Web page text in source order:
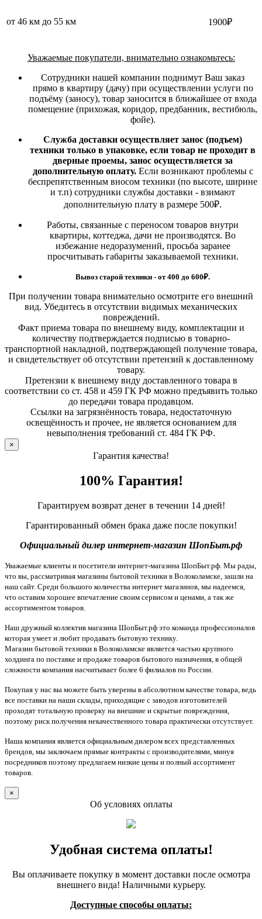
от 46 км до 55 км 1900₽
Уважаемые покупатели, внимательно ознакомьтесь:
Сотрудники нашей компании поднимут Ваш заказ
прямо в квартиру (дачу) при осуществлении услуги по
подъёму (заносу), товар заносится в ближайшее от входа
помещение (прихожая, коридор, предбанник, вестибюль,
фойе).
Служба доставки осуществляет занос (подъем)
техники только в упаковке, если товар не проходит в
дверные проемы, занос осуществляется за
дополнительную оплату. Если возникают проблемы с
беспрепятственным вносом техники (по высоте, ширине
и т.п) сотрудники службы доставки - взимают
дополнительную плату в размере 500₽.
Работы, связанные с переносом товаров внутри
квартиры, коттеджа, дачи не производятся. Во
избежание недоразумений, просьба заранее
просчитывать габариты заказываемой техники.
Вывоз старой техники - от 400 до 600₽.
При получении товара внимательно осмотрите его внешний
вид. Убедитесь в отсутствии видимых механических
повреждений.
Факт приема товара по внешнему виду, комплектации и
количеству подтверждается подписью в товарно-
транспортной накладной, подтверждающей получение товара,
и свидетельствует об отсутствии претензий к доставленному
товару.
Претензии к внешнему виду доставленного товара в
соответствии со ст. 458 и 459 ГК РФ можно предъявить только
до передачи товара продавцом.
Ссылки на загрязнённость товара, недостаточную
освещённость и прочее, не является основанием для
невыполнения требований ст. 484 ГК РФ.
×
Гарантия качества!
100% Гарантия!
Гарантируем возврат денег в течении 14 дней!
Гарантированный обмен брака даже после покупки!
Официальный дилер интернет-магазин ШопБыт.рф
Уважаемые клиенты и посетители интернет-магазина ШопБыт.рф. Мы рады,
что вы, рассматривая магазины бытовой техники в Волоколамске, зашли на
наш сайт. Среди большого количества интернет магазинов, мы надеемся,
что оставим хорошее впечатление своим сервисом и ценами, а так же
ассортиментом товаров.
Наш дружный коллектив магазина ШопБыт.рф это команда профессионалов
которая умеет и любит продавать бытовую технику.
Магазин бытовой техники в Волоколамске является частью крупного
холдинга по поставке и продаже товаров бытового назначения, в общей
сложности компания насчитывает более 6 филиалов по России.
Покупая у нас вы можете быть уверены в абсолютном качестве товара, ведь
все поставки на наши склады, приходящие с заводов изготовителей
проходят тотальную проверку на внешние и скрытые повреждения,
поэтому риск получения некачественного товара практически отсутствует.
Наша компания является официальным дилером всех представленных
брендов, мы заключаем прямые контракты с производителями, минуя
посредников поэтому предлагаем низкие цены и полный ассортимент
товаров.
×
Об условиях оплаты
Удобная система оплаты!
Вы оплачиваете покупку в момент доставки после осмотра
внешнего вида! Наличными курьеру.
Доступные способы оплаты: